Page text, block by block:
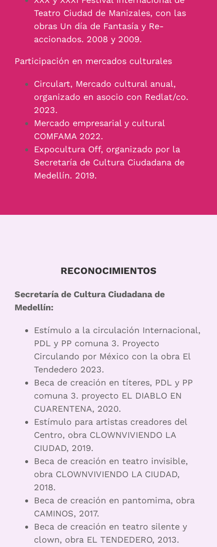
Teatro Ciudad de Manizales, con las
obras Un día de Fantasía y Re-
accionados. 2008 y 2009.
Participación en mercados culturales
Circulart, Mercado cultural anual,
organizado en asocio con Redlat/co.
2023.
Mercado empresarial y cultural
COMFAMA 2022.
Expocultura Off, organizado por la
Secretaría de Cultura Ciudadana de
Medellín. 2019.
RECONOCIMIENTOS
Secretaría de Cultura Ciudadana de
Medellín:
Estímulo a la circulación Internacional,
PDL y PP comuna 3. Proyecto
Circulando por México con la obra El
Tendedero 2023.
Beca de creación en títeres, PDL y PP
comuna 3. proyecto EL DIABLO EN
CUARENTENA, 2020.
Estímulo para artistas creadores del
Centro, obra CLOWNVIVIENDO LA
CIUDAD, 2019.
Beca de creación en teatro invisible,
obra CLOWNVIVIENDO LA CIUDAD,
2018.
Beca de creación en pantomima, obra
CAMINOS, 2017.
Beca de creación en teatro silente y
clown, obra EL TENDEDERO, 2013.